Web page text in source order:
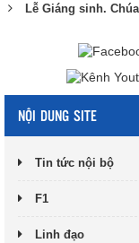
Lễ Giáng sinh.
NỘI DUNG SITE
Tin tức nội bộ
F1
Linh đạo